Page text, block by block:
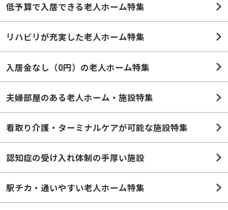
低予算で入居できる老人ホーム特集
リハビリが充実した老人ホーム特集
入居金なし（0円）の老人ホーム特集
夫婦部屋のある老人ホーム・施設特集
看取り介護・ターミナルケアが可能な施設特集
認知症の受け入れ体制の手厚い施設
駅チカ・通いやすい老人ホーム特集